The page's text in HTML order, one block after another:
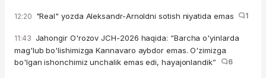
12:20 "Real" yozda Aleksandr-Arnoldni sotish niyatida emas 1
11:43 Jahongir O'rozov JCH-2026 haqida: “Barcha o'yinlarda
mag'lub bo'lishimizga Kannavaro aybdor emas. O'zimizga
bo'lgan ishonchimiz unchalik emas edi, hayajonlandik”
6